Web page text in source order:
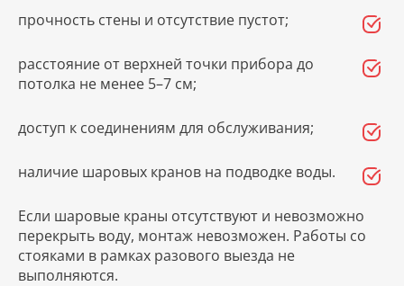
прочность стены и отсутствие пустот;
расстояние от верхней точки прибора до
потолка не менее 5–7 см;
доступ к соединениям для обслуживания;
наличие шаровых кранов на подводке воды.
Если шаровые краны отсутствуют и невозможно
перекрыть воду, монтаж невозможен. Работы со
стояками в рамках разового выезда не
выполняются.